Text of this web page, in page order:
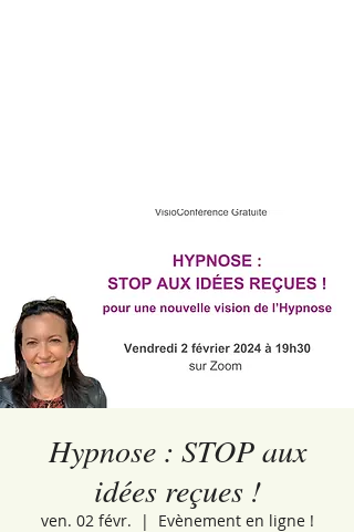
Hypnose : STOP aux
idées reçues !
ven. 02 févr.
  |
Evènement en ligne !